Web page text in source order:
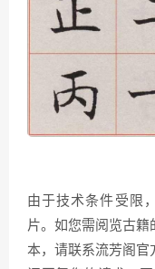
由于技术条件受限
片。如您需阅览古籍
本，请联系流芳阁官